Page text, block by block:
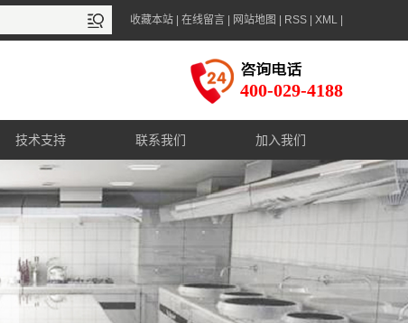
收藏本站 在线留言 网站地图 RSS XML
400-029-4188
技术支持
资料下载
联系我们
联系方式
在线咨询
加入我们